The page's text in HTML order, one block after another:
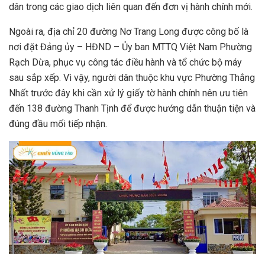
dân trong các giao dịch liên quan đến đơn vị hành chính mới.
Ngoài ra, địa chỉ 20 đường Nơ Trang Long được công bố là
nơi đặt Đảng ủy – HĐND – Ủy ban MTTQ Việt Nam Phường
Rạch Dừa, phục vụ công tác điều hành và tổ chức bộ máy
sau sắp xếp. Vì vậy, người dân thuộc khu vực Phường Thắng
Nhất trước đây khi cần xử lý giấy tờ hành chính nên ưu tiên
đến 138 đường Thanh Tịnh để được hướng dẫn thuận tiện và
đúng đầu mối tiếp nhận.